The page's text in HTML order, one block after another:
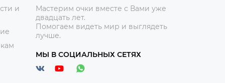
и
Мастерим очки вместе с Вами уже
двадцать лет.
Помогаем видеть мир и выглядеть
лучше.
МЫ В СОЦИАЛЬНЫХ СЕТЯХ